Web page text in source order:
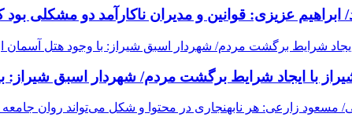
عزیزی: قوانین و مدیران ناکارآمد دو مشکلی
با ایجاد شرایط برگشت مردم/ شهردار اسبق شیراز: